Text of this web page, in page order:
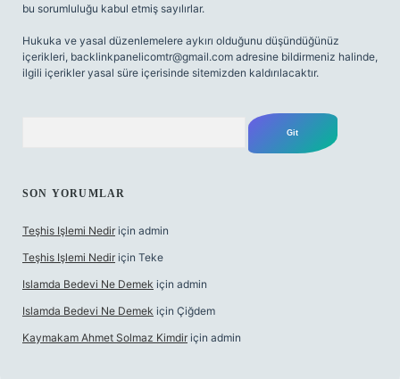
bu sorumluluğu kabul etmiş sayılırlar.
Hukuka ve yasal düzenlemelere aykırı olduğunu düşündüğünüz
içerikleri, backlinkpanelicomtr@gmail.com adresine bildirmeniz halinde,
ilgili içerikler yasal süre içerisinde sitemizden kaldırılacaktır.
SON YORUMLAR
Teşhis Işlemi Nedir için admin
Teşhis Işlemi Nedir için Teke
Islamda Bedevi Ne Demek için admin
Islamda Bedevi Ne Demek için Çiğdem
Kaymakam Ahmet Solmaz Kimdir için admin